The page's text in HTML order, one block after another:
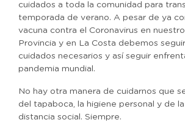
cuidados a toda la comunidad para
temporada de verano. A pesar de ya
vacuna contra el Coronavirus en
Provincia y en La Costa debemos
cuidados necesarios y así seguir
pandemia mundial.
No hay otra manera de cuidarnos que
del tapaboca, la higiene personal y de
distancia social. Siempre.